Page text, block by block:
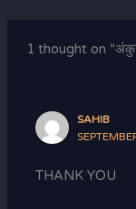
1 thought on
SAHIB
THANK YOU